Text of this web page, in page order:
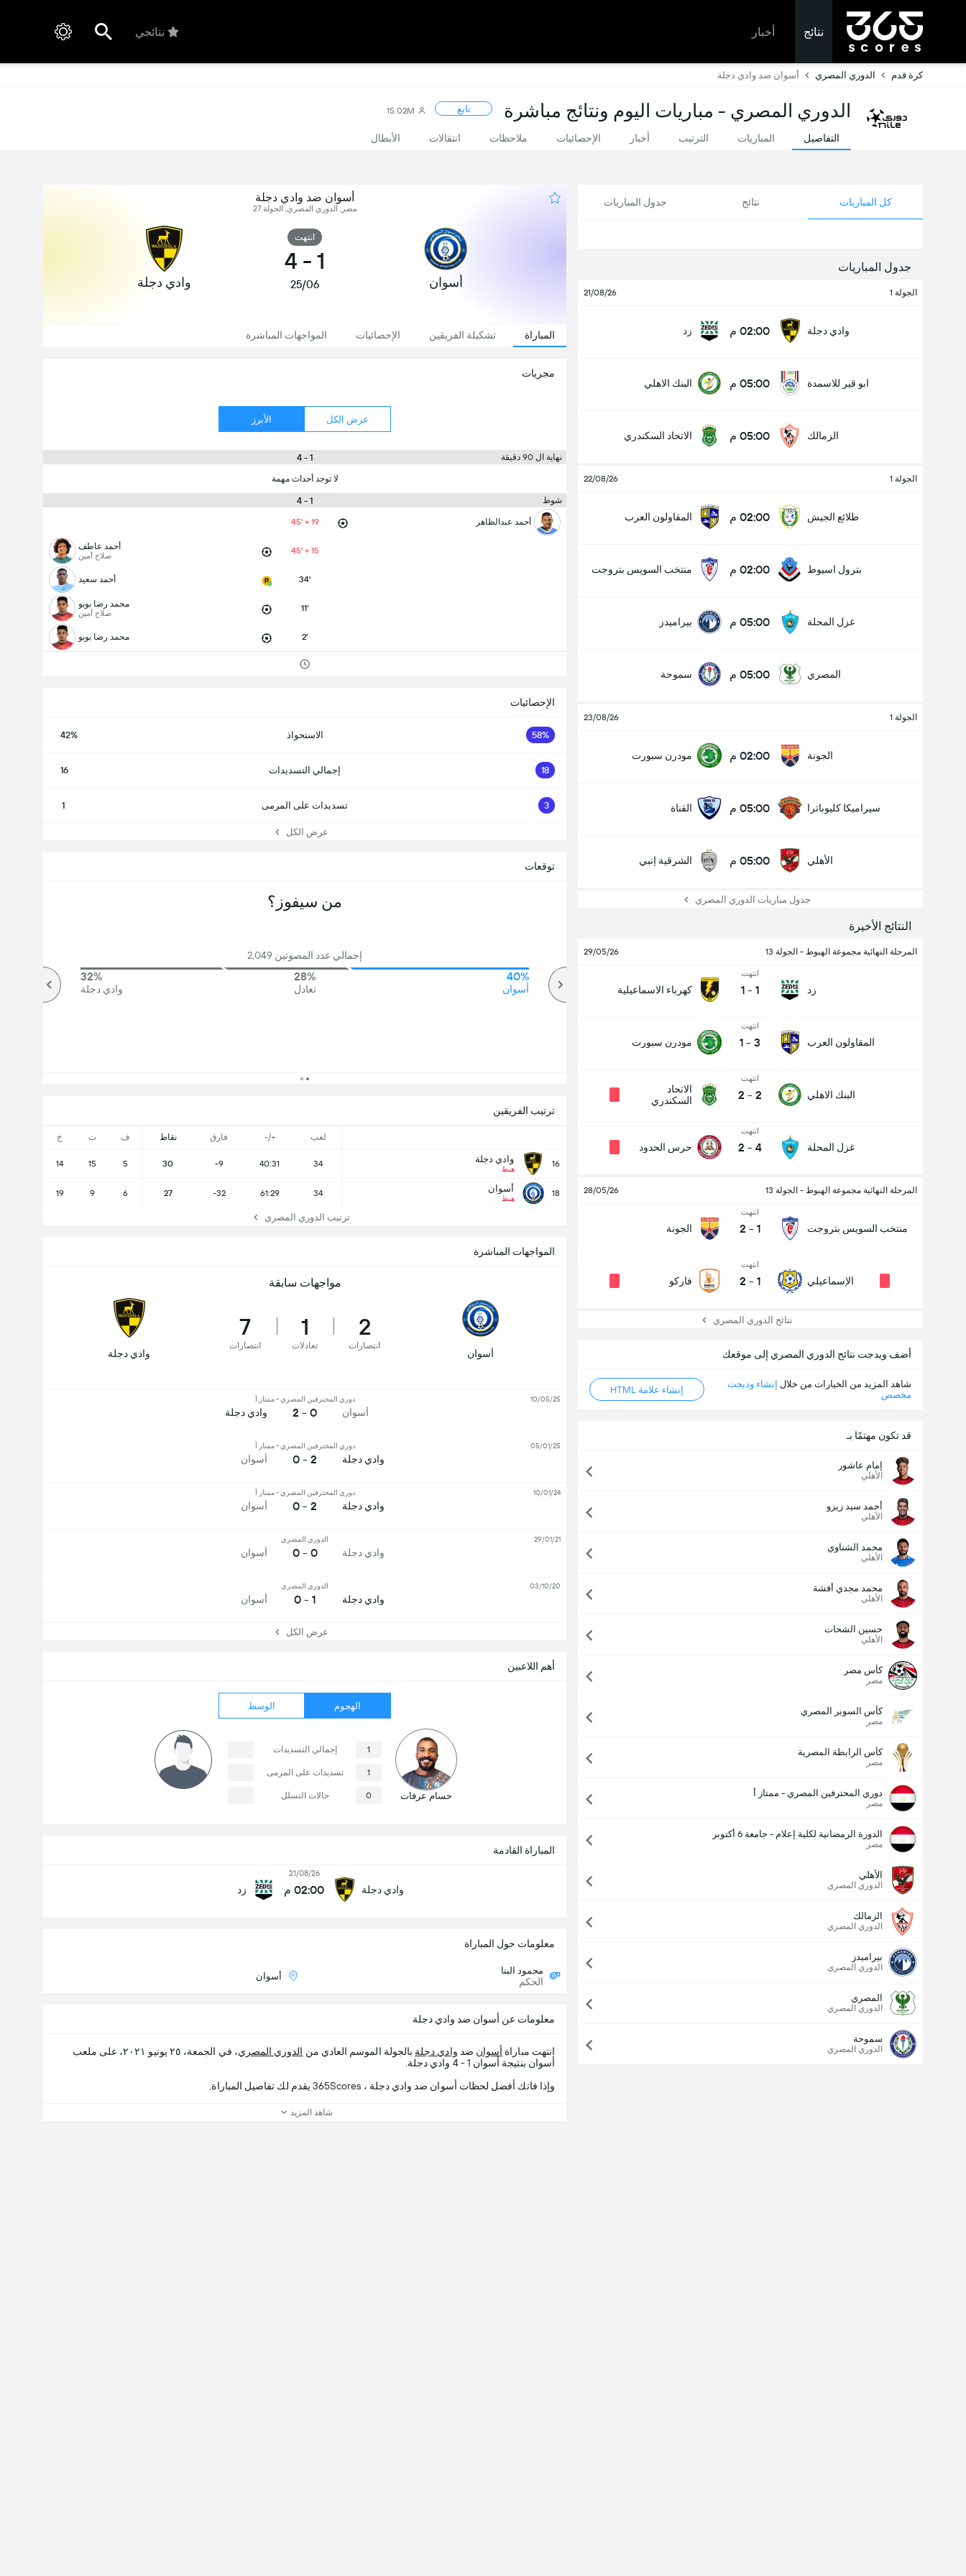
نتائج أخبار نتائجي
كرة قدم الدوري المصري أسوان ضد وادي دجلة
الدوري المصري - مباريات اليوم ونتائج مباشرة تابع 15.02M
التفاصيل المباريات الترتيب أخبار الإحصائيات ملاحظات انتقالات الأبطال
كل المباريات نتائج جدول المباريات
جدول المباريات
الجولة 1 21/08/26
وادي دجلة 02:00 م زد
ابو قير للاسمدة 05:00 م البنك الاهلي
الزمالك 05:00 م الاتحاد السكندري
الجولة 1 22/08/26
طلائع الجيش 02:00 م المقاولون العرب
بترول اسيوط 02:00 م منتخب السويس بتروجت
غزل المحلة 05:00 م بيراميدز
المصري 05:00 م سموحة
الجولة 1 23/08/26
الجونة 02:00 م مودرن سبورت
سيراميكا كليوباترا 05:00 م القناة
الأهلي 05:00 م الشرقية إنبي
جدول مباريات الدوري المصري
النتائج الأخيرة
المرحلة النهائية مجموعة الهبوط - الجولة 13 29/05/26
زد
انتهت
1
-
1 كهرباء الاسماعيلية
المقاولون العرب
انتهت
3
-
1 مودرن سبورت
البنك الاهلي
انتهت
2
-
2
الاتحاد
السكندري
غزل المحلة
انتهت
4
-
2 حرس الحدود
المرحلة النهائية مجموعة الهبوط - الجولة 13 28/05/26
منتخب السويس بتروجت
انتهت
1
-
2 الجونة
الإسماعيلي
انتهت
1
-
2 فاركو
نتائج الدوري المصري
أضف ويدجت نتائج الدوري المصري إلى موقعك
شاهد المزيد من الخيارات من خلال إنشاء وديجت
مخصص
إنشاء علامة HTML
قد تكون مهتمًا بـ
إمام عاشور
الأهلي
أحمد سيد زيزو
الأهلي
محمد الشناوي
الأهلي
محمد مجدي أفشة
الأهلي
حسين الشحات
الأهلي
كأس مصر
مصر
كأس السوبر المصري
مصر
كأس الرابطة المصرية
مصر
دوري المحترفين المصري - ممتاز أ
مصر
الدورة الرمضانية لكلية إعلام - جامعة 6 أكتوبر
مصر
الأهلي
الدوري المصري
الزمالك
الدوري المصري
بيراميدز
الدوري المصري
المصري
الدوري المصري
سموحة
الدوري المصري
أسوان ضد وادي دجلة
مصر, الدوري المصري, الجولة 27
أسوان
انتهت
1
-
4
25/06 وادي دجلة
المباراة تشكيلة الفريقين الإحصائيات المواجهات المباشرة
مجريات
عرض الكل الأبرز
نهاية ال 90 دقيقة 1 - 4
لا توجد أحداث مهمة
شوط 1 - 4
أحمد عبدالظاهر 45' + 19
45' + 15 أحمد عاطف
صلاح أمين
34' أحمد سعيد
11' محمد رضا بوبو
صلاح أمين
2' محمد رضا بوبو
المباراة القادمة
وادي دجلة
21/08/26
02:00 م زد
أهم اللاعبين
الهجوم الوسط
حسام عرفات
1 إجمالي التسديدات
1 تسديدات على المرمى
0 حالات التسلل
الإحصائيات
58% الاستحواذ 42%
18 إجمالي التسديدات 16
3 تسديدات على المرمى 1
عرض الكل
معلومات حول المباراة
محمود البنا
الحكم أسوان
ترتيب الفريقين
لعب +/- فارق نقاط ف ت خ
16 وادي دجلة
هبط
34
40:31
-9
30
5
15
14
18 أسوان
هبط
34
61:29
-32
27
6
9
19
ترتيب الدوري المصري
توقعات
من سيفوز؟
إجمالي عدد المصوتين 2,049
40%
أسوان
28%
تعادل
32%
وادي دجلة
عدد الاهداف (2.5)
أكثر
المواجهات المباشرة
مواجهات سابقة
أسوان
2
انتصارات
1
تعادلات
7
انتصارات
وادي دجلة
أسوان
دوري المحترفين المصري - ممتاز أ
0 - 2 وادي دجلة
10/05/25
وادي دجلة
دوري المحترفين المصري - ممتاز أ
2 - 0 أسوان
05/01/25
وادي دجلة
دوري المحترفين المصري - ممتاز أ
2 - 0 أسوان
10/01/24
وادي دجلة
الدوري المصري
0 - 0 أسوان
29/01/21
وادي دجلة
الدوري المصري
1 - 0 أسوان
03/10/20
عرض الكل
معلومات عن أسوان ضد وادي دجلة
انتهت مباراة أسوان ضد وادي دجلة بالجولة الموسم العادي من الدوري المصري
، في الجمعة، ٢٥ يونيو ٢٠٢١، على ملعب
أسوان بنتيجة أسوان 1 - 4 وادي دجلة.
وإذا فاتك أفضل لحظات أسوان ضد وادي دجلة ، 365Scores يقدم لك تفاصيل المباراة.
شاهد المزيد